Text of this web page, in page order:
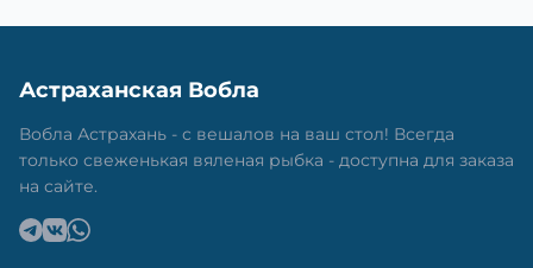
Астраханская Вобла
Вобла Астрахань - с вешалов на ваш стол! Всегда
только свеженькая вяленая рыбка - доступна для заказа
на сайте.